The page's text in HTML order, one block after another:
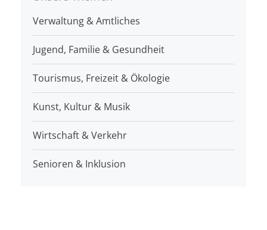
Verwaltung & Amtliches
Jugend, Familie & Gesundheit
Tourismus, Freizeit & Ökologie
Kunst, Kultur & Musik
Wirtschaft & Verkehr
Senioren & Inklusion